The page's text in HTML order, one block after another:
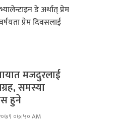
डे अर्थात् प्रेम
प्रेम दिवसलाई
मजदुरलाई
समस्या
हुने
०७:५० AM